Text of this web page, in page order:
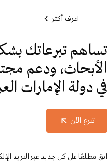
اعرف أكثر
تساهم تبرعاتك
الأبحاث، ودعم
في دولة الإمارات
تبرع الآن
ابق مطلعًا على كل جديد عبر البريد